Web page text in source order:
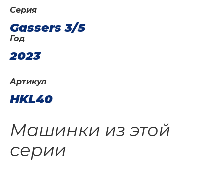
Год
2023
Артикул
HKL40
Серия
Gassers 3/5
Машинки из этой
серии